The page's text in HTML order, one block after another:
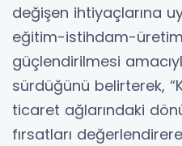
değişen ihtiyaçlarına
eğitim-istihdam-
güçlendirilmesi
sürdüğünü belirterek,
ticaret ağlarındaki
fırsatları